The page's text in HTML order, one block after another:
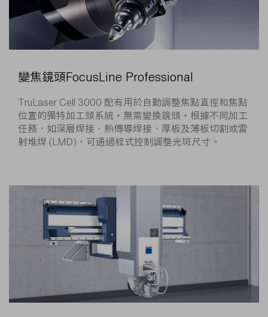
變焦鏡頭FocusLine Professional
TruLaser Cell 3000 配有用於自動調整焦點直徑和焦點
位置的獨特加工頭系統。無需變換鏡頭。根據不同加工
任務，如深層焊接、熱傳導焊接、厚板及薄板切割或雷
射堆焊 (LMD)，可通過程式控制調整光斑尺寸。